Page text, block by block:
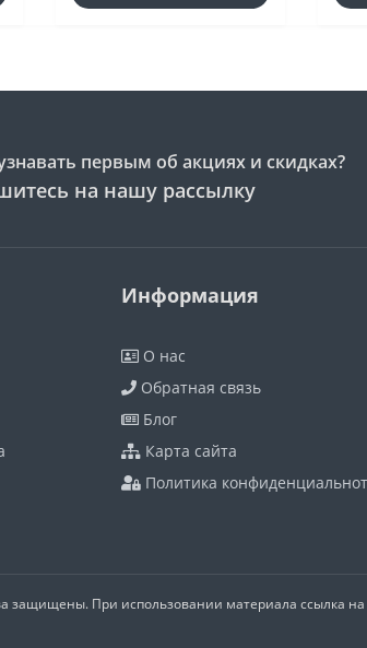
первым об акциях и скидках?
на нашу рассылку
Информация
О нас
Обратная связь
Блог
Карта сайта
Политика
защищены. При использовании материала ссылка на